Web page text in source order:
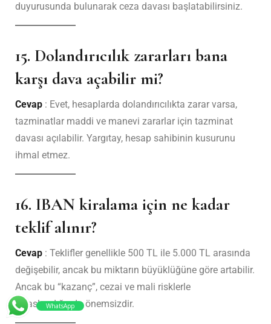
duyurusunda bulunarak ceza davası başlatabilirsiniz.
15. Dolandırıcılık zararları bana
karşı dava açabilir mi?
Cevap : Evet, hesaplarda dolandırıcılıkta zarar varsa,
tazminatlar maddi ve manevi zararlar için tazminat
davası açılabilir. Yargıtay, hesap sahibinin kusurunu
ihmal etmez.
16. IBAN kiralama için ne kadar
teklif alınır?
Cevap : Teklifler genellikle 500 TL ile 5.000 TL arasında
değişebilir, ancak bu miktarın büyüklüğüne göre artabilir.
Ancak bu “kazanç”, cezai ve mali risklerle
kıyaslandığında önemsizdir.
WhatsApp